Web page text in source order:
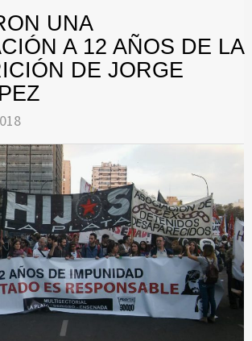
UNA
A 12 AÑOS DE LA
DE JORGE